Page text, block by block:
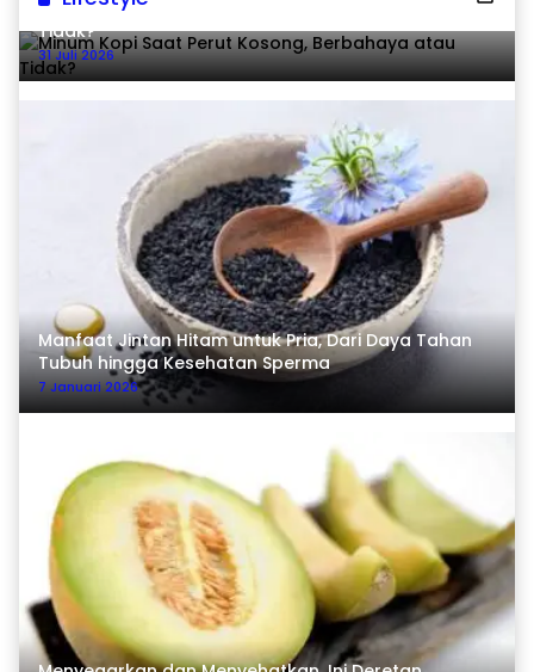
Minum Kopi Saat Perut Kosong, Berbahaya atau
Tidak?
31 Juli 2026
Manfaat Jintan Hitam untuk Pria, Dari Daya Tahan
Tubuh hingga Kesehatan Sperma
7 Januari 2026